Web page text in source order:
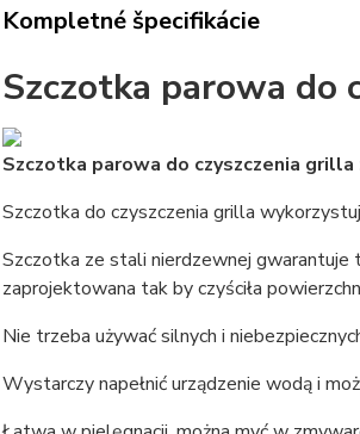
Kompletné špecifikácie
Szczotka parowa do
Szczotka parowa do czyszczenia
Szczotka do czyszczenia grilla
Szczotka ze stali nierdzewnej
zaprojektowana tak by czyściła
Nie trzeba używać silnych i
Wystarczy napełnić urządzenie wodą i